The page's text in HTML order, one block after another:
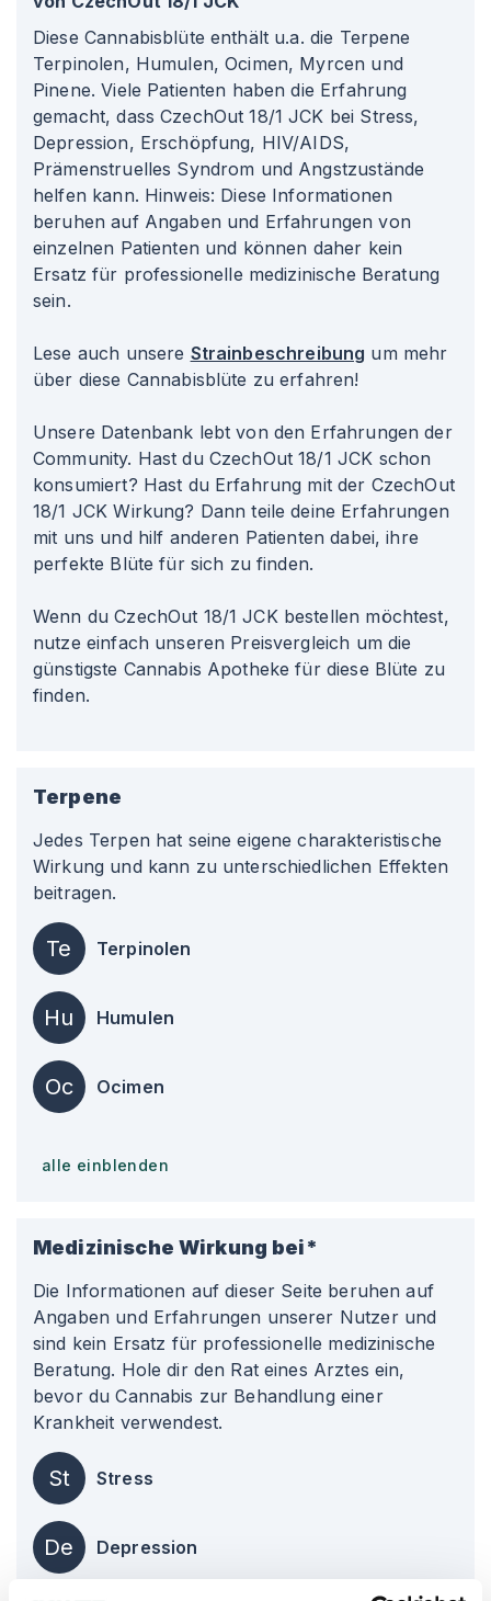
Diese Cannabisblüte enthält u.a. die Terpene
Terpinolen, Humulen, Ocimen, Myrcen und
Pinene. Viele Patienten haben die Erfahrung
gemacht, dass CzechOut 18/1 JCK bei Stress,
Depression, Erschöpfung, HIV/AIDS,
Prämenstruelles Syndrom und Angstzustände
helfen kann. Hinweis: Diese Informationen
beruhen auf Angaben und Erfahrungen von
einzelnen Patienten und können daher kein
Ersatz für professionelle medizinische Beratung
sein.
Lese auch unsere Strainbeschreibung um mehr
über diese Cannabisblüte zu erfahren!
Unsere Datenbank lebt von den Erfahrungen der
Community. Hast du CzechOut 18/1 JCK schon
konsumiert? Hast du Erfahrung mit der CzechOut
18/1 JCK Wirkung? Dann teile deine Erfahrungen
mit uns und hilf anderen Patienten dabei, ihre
perfekte Blüte für sich zu finden.
Wenn du CzechOut 18/1 JCK bestellen möchtest,
nutze einfach unseren Preisvergleich um die
günstigste Cannabis Apotheke für diese Blüte zu
finden.
Terpene
Jedes Terpen hat seine eigene charakteristische
Wirkung und kann zu unterschiedlichen Effekten
beitragen.
Te Terpinolen
Hu Humulen
Oc Ocimen
alle einblenden
Medizinische Wirkung bei*
Die Informationen auf dieser Seite beruhen auf
Angaben und Erfahrungen unserer Nutzer und
sind kein Ersatz für professionelle medizinische
Beratung. Hole dir den Rat eines Arztes ein,
bevor du Cannabis zur Behandlung einer
Krankheit verwendest.
St Stress
De Depression